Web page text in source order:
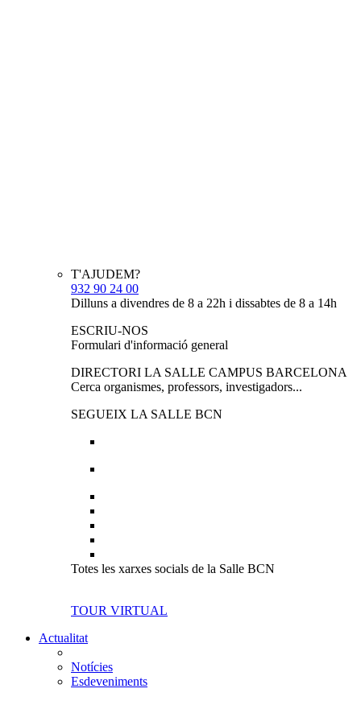
T'AJUDEM?
932 90 24 00
Dilluns a divendres de 8 a 22h i dissabtes de 8 a 14h
ESCRIU-NOS
Formulari d'informació general
DIRECTORI LA SALLE CAMPUS BARCELONA
Cerca organismes, professors, investigadors...
SEGUEIX LA SALLE BCN
Totes les xarxes socials de la Salle BCN
TOUR VIRTUAL
Actualitat
Notícies
Esdeveniments